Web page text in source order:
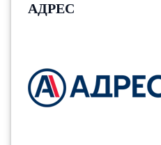
АДРЕС